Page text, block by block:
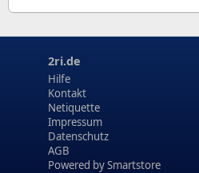
2ri.de
Hilfe
Kontakt
Netiquette
Impressum
Datenschutz
AGB
Powered bySmartstore